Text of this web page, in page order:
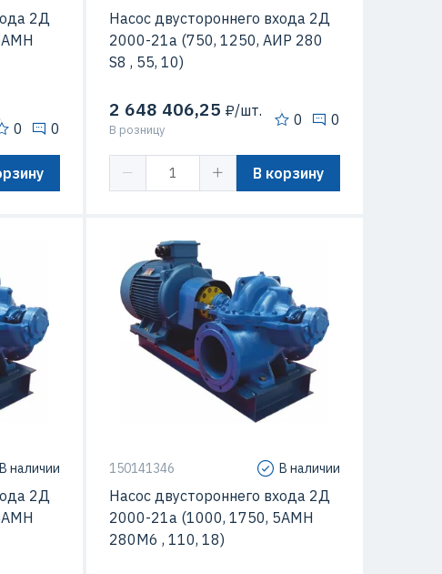
2Д
0 0
Насос двустороннего входа 2Д
2000-21а (750, 1250, AИР 280
S8 , 55, 10)
2 648 406,25 ₽/шт.
В розницу
0 0
В корзину
110 кВт
м3/час
18 м
об/мин
В наличии
2Д
Мощность 110 кВт
Подача 1750 м3/час
Максимальный напор 18 м
Макс. Скорость вращения 1000 об/мин
150141346 В наличии
Насос двустороннего входа 2Д
2000-21а (1000, 1750, 5АМН
280М6 , 110, 18)